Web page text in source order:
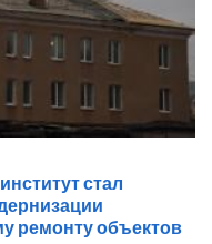
стал
ремонту объектов